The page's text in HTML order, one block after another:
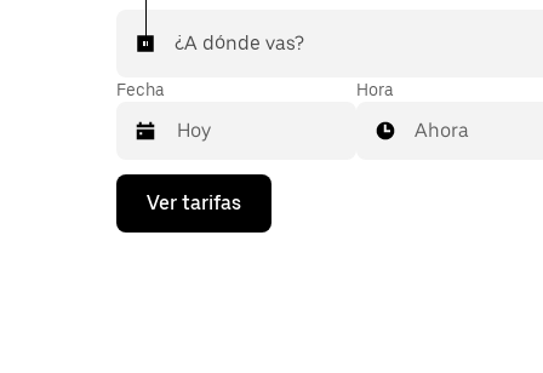
¿A dónde vas?
Fecha
Presiona
flecha
Hora
Ahora
Ver tarifas